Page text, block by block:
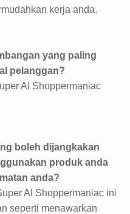
kerja anda.
yang paling
pelanggan?
AI Shoppermaniac
boleh dijangkakan
produk anda
anda?
AI Shoppermaniac ini
seperti menawarkan